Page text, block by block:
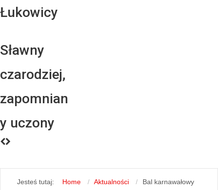
Łukowicy
Sławny
czarodziej,
zapomnian
y uczony
Jesteś tutaj: Home Aktualności Bal karnawałowy